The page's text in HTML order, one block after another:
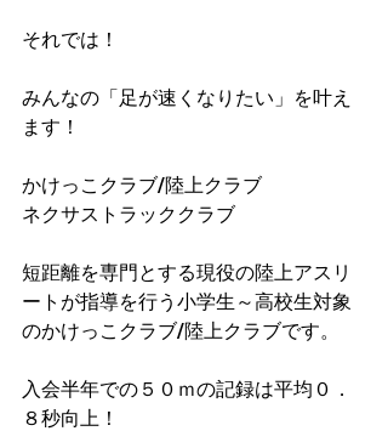
それでは！
みんなの「足が速くなりたい」を叶え
ます！
かけっこクラブ/陸上クラブ
ネクサストラッククラブ
短距離を専門とする現役の陸上アスリ
ートが指導を行う小学生～高校生対象
のかけっこクラブ/陸上クラブです。
入会半年での５０ｍの記録は平均０．
８秒向上！​